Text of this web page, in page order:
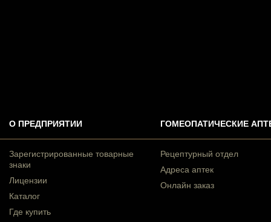
О ПРЕДПРИЯТИИ
Зарегистрированные товарные
знаки
Лицензии
Каталог
Где купить
ГОМЕОПАТИЧЕСКИЕ
Рецептурный отдел
Адреса аптек
Онлайн заказ